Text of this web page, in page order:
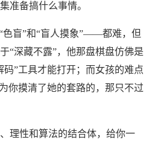
准备搞什么事情。
色盲”和“盲人摸象”——都难，但
“深藏不露”，他那盘棋盘仿佛是
”工具才能打开；而女孩的难点
你摸清了她的套路的，那只不过
理性和算法的结合体，给你一